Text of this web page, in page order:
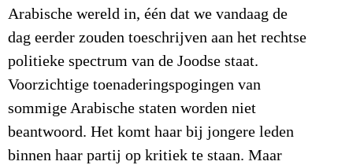
Arabische wereld in, één dat we vandaag de
dag eerder zouden toeschrijven aan het rechtse
politieke spectrum van de Joodse staat.
Voorzichtige toenaderingspogingen van
sommige Arabische staten worden niet
beantwoord. Het komt haar bij jongere leden
binnen haar partij op kritiek te staan. Maar